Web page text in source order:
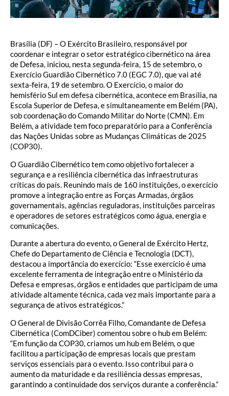
Brasília (DF) – O Exército Brasileiro, responsável por
coordenar e integrar o setor estratégico cibernético na área
de Defesa, iniciou, nesta segunda-feira, 15 de setembro, o
Exercício Guardião Cibernético 7.0 (EGC 7.0), que vai até
sexta-feira, 19 de setembro. O Exercício, o maior do
hemisfério Sul em defesa cibernética, acontece em Brasília, na
Escola Superior de Defesa, e simultaneamente em Belém (PA),
sob coordenação do Comando Militar do Norte (CMN). Em
Belém, a atividade tem foco preparatório para a Conferência
das Nações Unidas sobre as Mudanças Climáticas de 2025
(COP30).
O Guardião Cibernético tem como objetivo fortalecer a
segurança e a resiliência cibernética das infraestruturas
críticas do país. Reunindo mais de 160 instituições, o exercício
promove a integração entre as Forças Armadas, órgãos
governamentais, agências reguladoras, instituições parceiras
e operadores de setores estratégicos como água, energia e
comunicações.
Durante a abertura do evento, o General de Exército Hertz,
Chefe do Departamento de Ciência e Tecnologia (DCT),
destacou a importância do exercício: “Esse exercício é uma
excelente ferramenta de integração entre o Ministério da
Defesa e empresas, órgãos e entidades que participam de uma
atividade altamente técnica, cada vez mais importante para a
segurança de ativos estratégicos.”
O General de Divisão Corrêa Filho, Comandante de Defesa
Cibernética (ComDCiber) comentou sobre o hub em Belém:
“Em função da COP30, criamos um hub em Belém, o que
facilitou a participação de empresas locais que prestam
serviços essenciais para o evento. Isso contribui para o
aumento da maturidade e da resiliência dessas empresas,
garantindo a continuidade dos serviços durante a conferência.”